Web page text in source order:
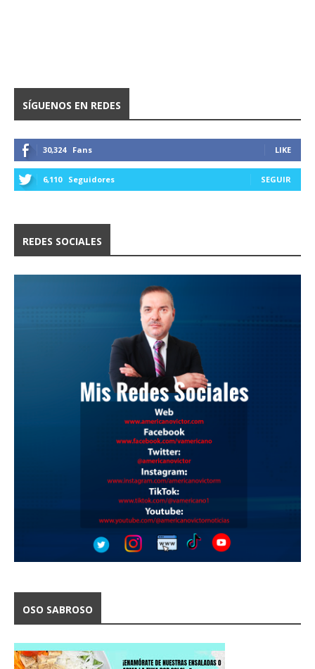
SÍGUENOS EN REDES
30,324 Fans LIKE
6,110 Seguidores SEGUIR
REDES SOCIALES
OSO SABROSO